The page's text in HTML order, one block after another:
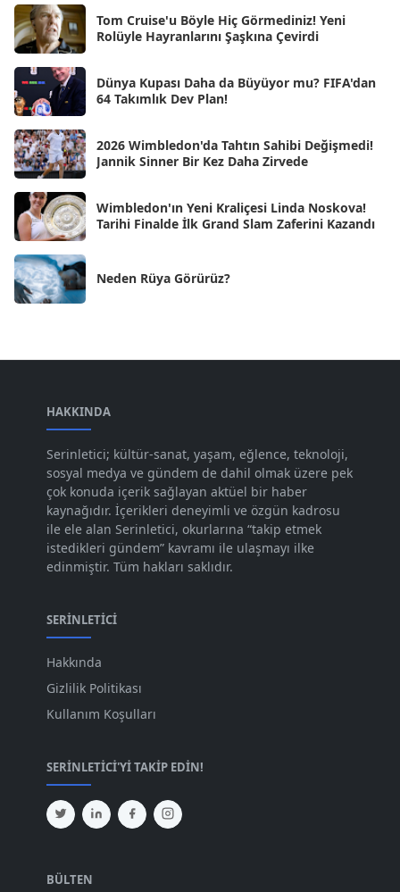
Ara 2024 [25]
Kas 2024
Eki 2024 [46]
Eyl 2024
Ağu 2024 [10]
Tem 2024
Haz 2024 [30]
Nis 2024 [59]
Ara 2023 [101]
Kas 2023
Eki 2023 [73]
Eyl 2023 [73]
Ağu 2023 [74]
Tem 2023 [76]
Haz 2023
May 2023
Nis 2023
Mar 2023
Oca 2023 [87]
Ara 2022 [82]
Eki 2022
Tom Cruise'u Böyle Hiç Görmediniz! Yeni
Rolüyle Hayranlarını Şaşkına Çevirdi
Dünya Kupası Daha da Büyüyor mu? FIFA'dan
64 Takımlık Dev Plan!
2026 Wimbledon'da Tahtın Sahibi Değişmedi!
Jannik Sinner Bir Kez Daha Zirvede
Wimbledon'ın Yeni Kraliçesi Linda Noskova!
Tarihi Finalde İlk Grand Slam Zaferini Kazandı
Neden Rüya Görürüz?
HAKKINDA
Serinletici; kültür-sanat, yaşam, eğlence, teknoloji,
sosyal medya ve gündem de dahil olmak üzere pek
çok konuda içerik sağlayan aktüel bir haber
kaynağıdır. İçerikleri deneyimli ve özgün kadrosu
ile ele alan Serinletici, okurlarına “takip etmek
istedikleri gündem” kavramı ile ulaşmayı ilke
edinmiştir. Tüm hakları saklıdır.
SERINLETICI
Hakkında
Gizlilik Politikası
Kullanım Koşulları
SERINLETICI'YI TAKIP EDIN!
BÜLTEN